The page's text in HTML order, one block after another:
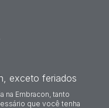
exceto feriados
na Embracon, tanto
que você tenha